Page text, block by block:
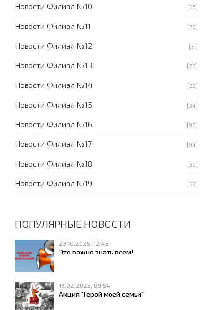
Новости Филиал №10 [56]
Новости Филиал №11 [78]
Новости Филиал №12 [31]
Новости Филиал №13 [20]
Новости Филиал №14 [29]
Новости Филиал №15 [34]
Новости Филиал №16 [98]
Новости Филиал №17 [94]
Новости Филиал №18 [36]
Новости Филиал №19 [52]
ПОПУЛЯРНЫЕ НОВОСТИ
23.10.2025, 12:45
Это важно знать всем!
18.02.2025, 09:54
Акция "Герой моей семьи"